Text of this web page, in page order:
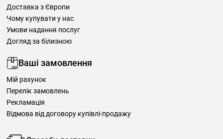
Доставка з Європи
Чому купувати у нас
Умови надання послуг
Догляд за білизною
Ваші замовлення
Мій рахунок
Перелік замовлень
Рекламація
Відмова від договору купівлі-продажу